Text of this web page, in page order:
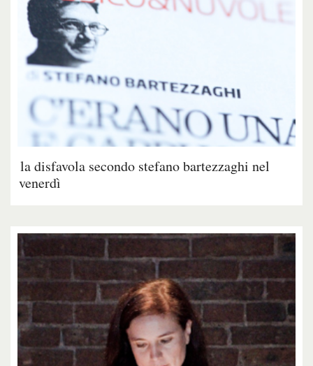
la disfavola secondo stefano bartezzaghi nel
venerdì